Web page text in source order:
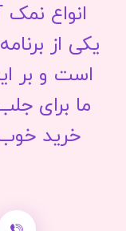
انواع
یکی از
است و بر
ما برای
خرید